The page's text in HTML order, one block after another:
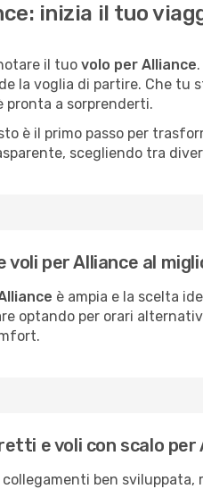
inizia il tuo
il tuo volo per Alliance
la voglia di partire. Che tu
pronta a sorprenderti.
è il primo passo per
scegliendo tra
voli per Alliance al
è ampia e la scelta
optando per orari
e voli con scalo per
ben